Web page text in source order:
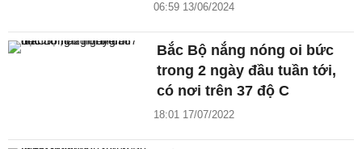
06:59 13/06/2024
Bắc Bộ nắng nóng oi bức
trong 2 ngày đầu tuần tới,
có nơi trên 37 độ C
18:01 17/07/2022